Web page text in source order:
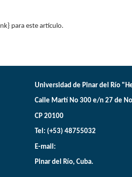
para este artículo.
Universidad de Pinar del Río
Calle Martí No 300 e/n 27 de
CP 20100
Tel: (+53) 48755032
E-mail:
Pinar del Río, Cuba.